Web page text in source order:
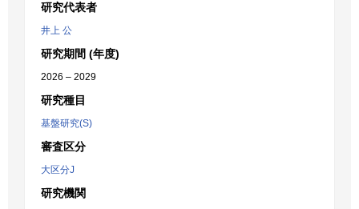
研究代表者
井上 公
研究期間 (年度)
2026 – 2029
研究種目
基盤研究(S)
審査区分
大区分J
研究機関